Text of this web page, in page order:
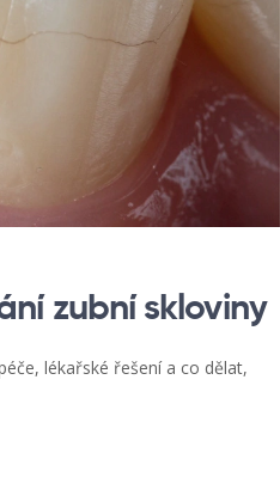
zubní skloviny
lékařské řešení a co dělat,